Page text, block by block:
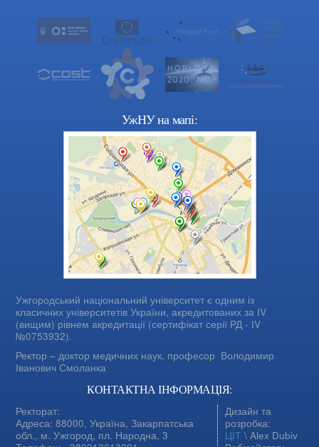
УжНУ на мапі:
Ужгородський національний університет є одним із
класичних університетів України, акредитованих за IV
(вищим) рівнем акредитації (сертифікат серії РД - IV
№0753932).
Ректор – доктор медичних наук, професор Володимир
Іванович Смоланка
КОНТАКТНА ІНФОРМАЦІЯ:
Ректорат:
Адреса: 88000, Україна, Закарпатська
обл., м. Ужгород, пл. Народна, 3
Дизайн та
розробка:
ЦІТ \ Alex Dubiv